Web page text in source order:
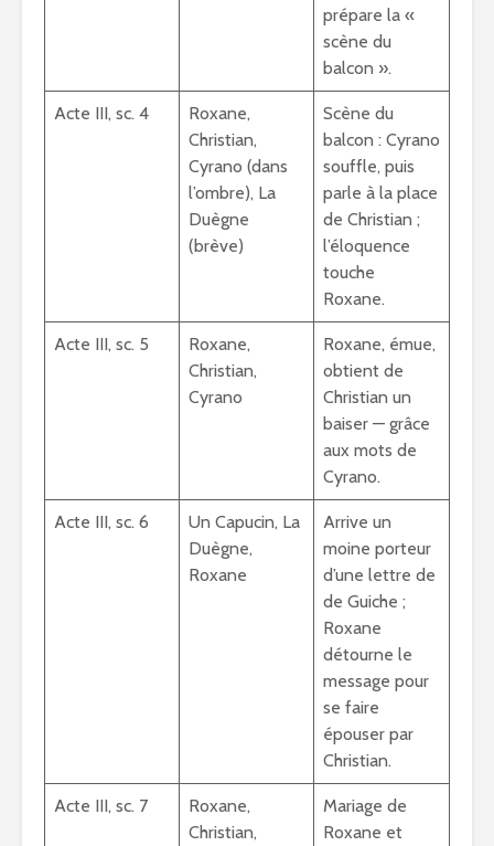
prépare la «
scène du
balcon ».
Acte III, sc. 4
Roxane,
Christian,
Cyrano (dans
l’ombre), La
Duègne
(brève)
Scène du
balcon : Cyrano
souffle, puis
parle à la place
de Christian ;
l’éloquence
touche
Roxane.
Acte III, sc. 5
Roxane,
Christian,
Cyrano
Roxane, émue,
obtient de
Christian un
baiser — grâce
aux mots de
Cyrano.
Acte III, sc. 6
Un Capucin, La
Duègne,
Roxane
Arrive un
moine porteur
d’une lettre de
de Guiche ;
Roxane
détourne le
message pour
se faire
épouser par
Christian.
Acte III, sc. 7
Roxane,
Christian,
Mariage de
Roxane et